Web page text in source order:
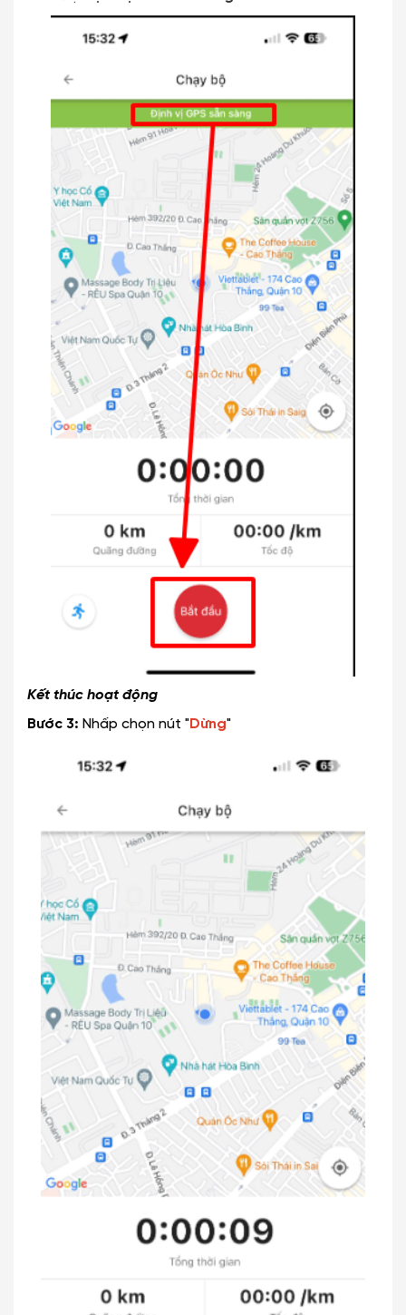
Kết thúc hoạt động
Bước 3: Nhấp chọn nút "Dừng"